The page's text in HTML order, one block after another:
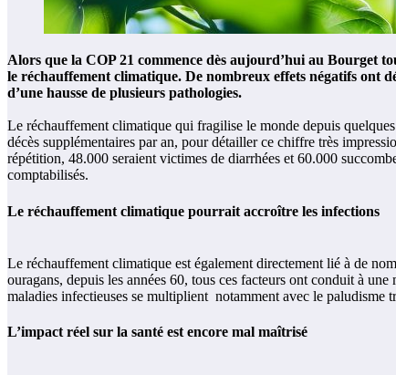
Alors que la COP 21 commence dès aujourd’hui au Bourget
le réchauffement climatique. De nombreux effets négatifs ont
d’une hausse de plusieurs pathologies.
Le réchauffement climatique qui fragilise le monde depuis
décès supplémentaires par an, pour détailler ce chiffre très
répétition, 48.000 seraient victimes de diarrhées et 60.000
comptabilisés.
Le réchauffement climatique pourrait accroître les infections
Le réchauffement climatique est également directement lié à de
ouragans, depuis les années 60, tous ces facteurs ont conduit à
maladies infectieuses se multiplient notamment avec le paludisme
L’impact réel sur la santé est encore mal maîtrisé